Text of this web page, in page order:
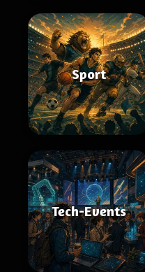
Sport
Tech-Events